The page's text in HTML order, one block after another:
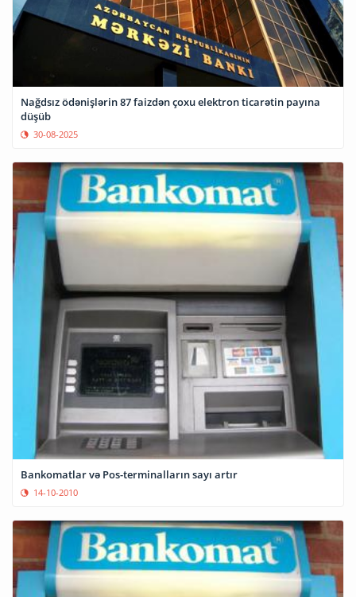
Nağdsız ödənişlərin 87 faizdən çoxu elektron ticarətin payına
düşüb
30-08-2025
Bankomatlar və Pos-terminalların sayı artır
14-10-2010